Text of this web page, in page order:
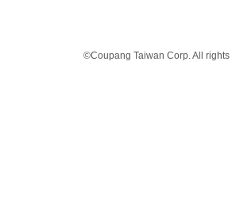
©Coupang Taiwan Corp. All rights